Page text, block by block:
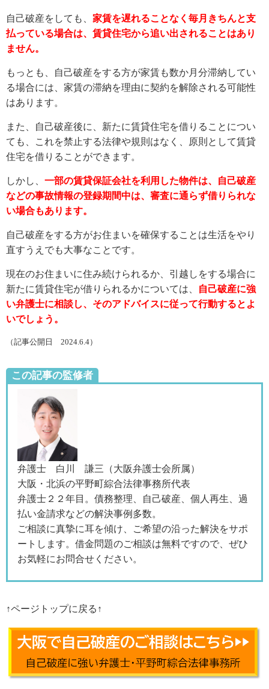
自己破産をしても、 家賃を遅れることなく毎月きちんと支
払っている場合は、賃貸住宅から追い出されることはあり
ません。
もっとも、自己破産をする方が家賃も数か月分滞納してい
る場合には、家賃の滞納を理由に契約を解除される可能性
はあります。
また、自己破産後に、新たに賃貸住宅を借りることについ
ても、これを禁止する法律や規則はなく、原則として賃貸
住宅を借りることができます。
しかし、 一部の賃貸保証会社を利用した物件は、自己破産
などの事故情報の登録期間中は、審査に通らず借りられな
い場合もあります。
自己破産をする方がお住まいを確保することは生活をやり
直すうえでも大事なことです。
現在のお住まいに住み続けられるか、引越しをする場合に
新たに賃貸住宅が借りられるかについては、
自己破産に強
い弁護士に相談し、そのアドバイスに従って行動するとよ
いでしょう。
（記事公開日 2024.6.4）
この記事の監修者
弁護士 白川 謙三（大阪弁護士会所属）
大阪・北浜の平野町綜合法律事務所代表
弁護士２２年目。債務整理、自己破産、個人再生、過
払い金請求などの解決事例多数。
ご相談に真摯に耳を傾け、ご希望の沿った解決をサポ
ートします。借金問題のご相談は無料ですので、ぜひ
お気軽にお問合せください。
↑ページトップに戻る↑